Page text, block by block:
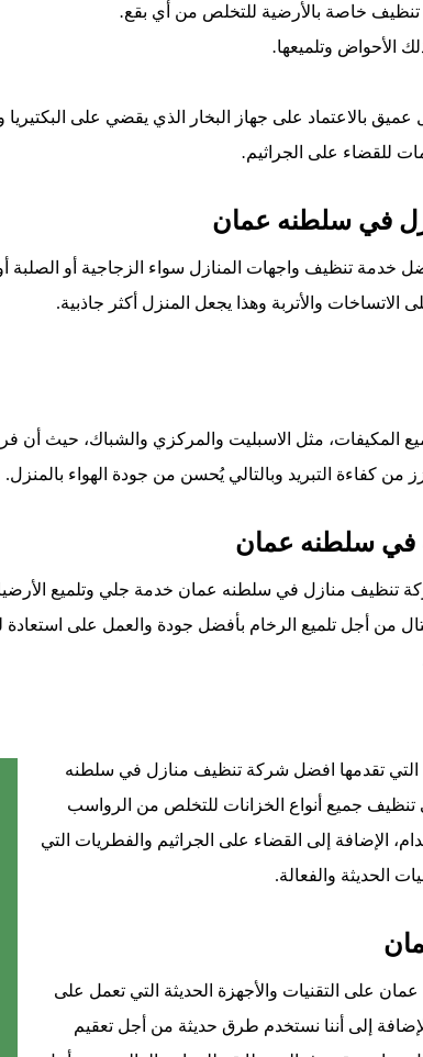
تنظيف خاصة بالأرضية للتخلص من أي بقع.
الأحواض وتلميعها.
عميق بالاعتماد على جهاز البخار الذي يقضي على البكتيريا
للقضاء على الجراثيم.
في سلطنه عمان
تنظيف واجهات المنازل سواء الزجاجية أو الصلبة
الاتساخات والأتربة وهذا يجعل المنزل أكثر جاذبية.
مثل الاسبليت والمركزي والشباك، حيث أن
من كفاءة التبريد وبالتالي يُحسن من جودة الهواء بالمنزل.
في سلطنه عمان
تنظيف منازل في سلطنه عمان خدمة جلي وتلميع
من أجل تلميع الرخام بأفضل جودة والعمل على استعادة
تقدمها افضل شركة تنظيف منازل في سلطنه
جميع أنواع الخزانات للتخلص من الرواسب
الإضافة إلى القضاء على الجراثيم والفطريات التي
الحديثة والفعالة.
على التقنيات والأجهزة الحديثة التي تعمل على
إلى أننا نستخدم طرق حديثة من أجل تعقيم